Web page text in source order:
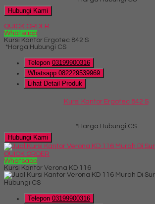
Hubungi Kami
QUICK ORDER
Whatsapp
Kursi Kantor Ergotec 842 S
*Harga Hubungi CS
Telepon 03199900316
Whatsapp 082229539969
Lihat Detail Produk
Kursi Kantor Ergotec 842 S
*Harga Hubungi CS
Hubungi Kami
QUICK ORDER
Whatsapp
Kursi Kantor Verona KD 116
Hubungi CS
Telepon 03199900316